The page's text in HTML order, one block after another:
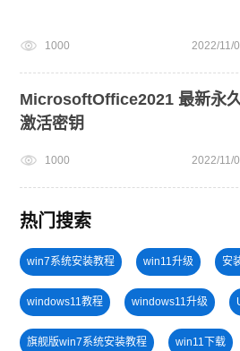
1000 2022/11/
MicrosoftOffice2021 最新永
激活密钥
1000 2022/11/
热门搜索
win7系统安装教程 win11升级 安
windows11教程 windows11升级
旗舰版win7系统安装教程 win11下载